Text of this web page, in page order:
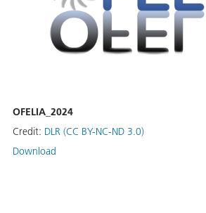
OFELIA_2024
Credit: DLR (CC BY-NC-ND 3.0)
Download